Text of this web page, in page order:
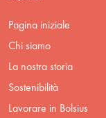
Pagina iniziale
Chi siamo
La nostra storia
Sostenibilità
Lavorare in Bolsius